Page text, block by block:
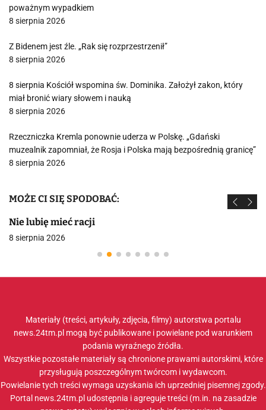
poważnym wypadkiem
8 sierpnia 2026
Z Bidenem jest źle. „Rak się rozprzestrzenił”
8 sierpnia 2026
8 sierpnia Kościół wspomina św. Dominika. Założył zakon, który
miał bronić wiary słowem i nauką
8 sierpnia 2026
Rzeczniczka Kremla ponownie uderza w Polskę. „Gdański
muzealnik zapomniał, że Rosja i Polska mają bezpośrednią granicę”
8 sierpnia 2026
MOŻE CI SIĘ SPODOBAĆ:
Nie lubię mieć racji
8 sierpnia 2026
Materiały (treści, artykuły, zdjęcia, filmy) autorstwa portalu
news.24tm.pl mogą być publikowane i powielane pod warunkiem
podania wyraźnego źródła.
Wszystkie pozostałe materiały są chronione prawami autorskimi, które
przysługują poszczególnym twórcom i wydawcom.
Powielanie tych treści wymaga uzyskania ich uprzedniej pisemnej zgody.
Portal news.24tm.pl udostępnia i agreguje treści (m.in. na zasadzie